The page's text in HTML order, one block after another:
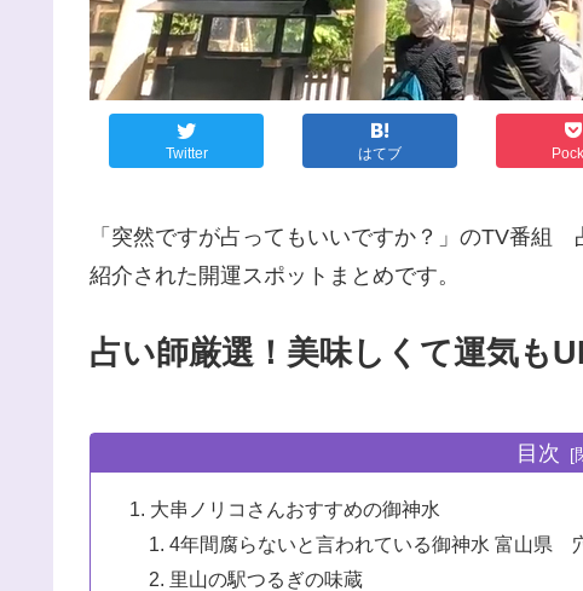
Twitter はてブ
「突然ですが占ってもいいですか？」のTV番組
紹介された開運スポットまとめです。
占い師厳選！美味しくて運気も
目次
大串ノリコさんおすすめの御神水
4年間腐らないと言われている御神水 富山県
里山の駅つるぎの味蔵